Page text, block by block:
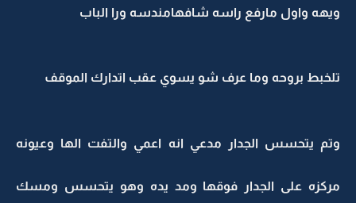
ويهه واول مارفع راسه شافهامندسه ورا الباب
تلخبط بروحه وما عرف شو يسوي عقب اتدارك الموقف
وتم يتحسس الجدار مدعي انه اعمي والتفت الها وعيونه
مركزه على الجدار فوقها ومد يده وهو يتحسس ومسك